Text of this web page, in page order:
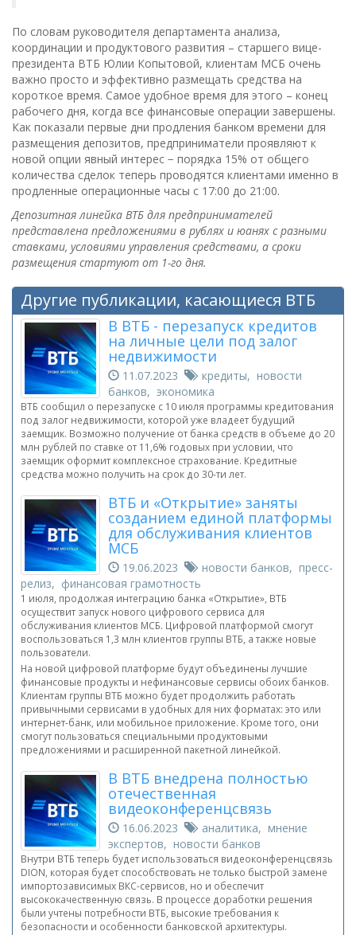
По словам руководителя департамента анализа,
координации и продуктового развития – старшего вице-
президента ВТБ Юлии Копытовой, клиентам МСБ очень
важно просто и эффективно размещать средства на
короткое время. Самое удобное время для этого – конец
рабочего дня, когда все финансовые операции завершены.
Как показали первые дни продления банком времени для
размещения депозитов, предприниматели проявляют к
новой опции явный интерес − порядка 15% от общего
количества сделок теперь проводятся клиентами именно в
продленные операционные часы с 17:00 до 21:00.
Депозитная линейка ВТБ для предпринимателей
представлена предложениями в рублях и юанях c разными
ставками, условиями управления средствами, а сроки
размещения стартуют от 1-го дня.
Другие публикации, касающиеся ВТБ
В ВТБ - перезапуск кредитов
на личные цели под залог
недвижимости
11.07.2023
кредиты, новости
банков, экономика
ВТБ сообщил о перезапуске с 10 июля программы кредитования
под залог недвижимости, которой уже владеет будущий
заемщик. Возможно получение от банка средств в объеме до 20
млн рублей по ставке от 11,6% годовых при условии, что
заемщик оформит комплексное страхование. Кредитные
средства можно получить на срок до 30-ти лет.
ВТБ и «Открытие» заняты
созданием единой платформы
для обслуживания клиентов
МСБ
19.06.2023
новости банков, пресс-
релиз, финансовая грамотность
1 июля, продолжая интеграцию банка «Открытие», ВТБ
осуществит запуск нового цифрового сервиса для
обслуживания клиентов МСБ. Цифровой платформой смогут
воспользоваться 1,3 млн клиентов группы ВТБ, а также новые
пользователи.
На новой цифровой платформе будут объединены лучшие
финансовые продукты и нефинансовые сервисы обоих банков.
Клиентам группы ВТБ можно будет продолжить работать
привычными сервисами в удобных для них форматах: это или
интернет-банк, или мобильное приложение. Кроме того, они
смогут пользоваться специальными продуктовыми
предложениями и расширенной пакетной линейкой.
В ВТБ внедрена полностью
отечественная
видеоконференцсвязь
16.06.2023
аналитика, мнение
экспертов, новости банков
Внутри ВТБ теперь будет использоваться видеоконференцсвязь
DION, которая будет способствовать не только быстрой замене
импортозависимых ВКС-сервисов, но и обеспечит
высококачественную связь. В процессе доработки решения
были учтены потребности ВТБ, высокие требования к
безопасности и особенности банковской архитектуры.